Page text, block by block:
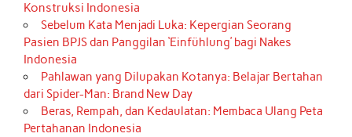
Konstruksi Indonesia
Sebelum Kata Menjadi Luka: Kepergian Seorang
Pasien BPJS dan Panggilan ‘Einfühlung’ bagi Nakes
Indonesia
Pahlawan yang Dilupakan Kotanya: Belajar Bertahan
dari Spider-Man: Brand New Day
Beras, Rempah, dan Kedaulatan: Membaca Ulang Peta
Pertahanan Indonesia